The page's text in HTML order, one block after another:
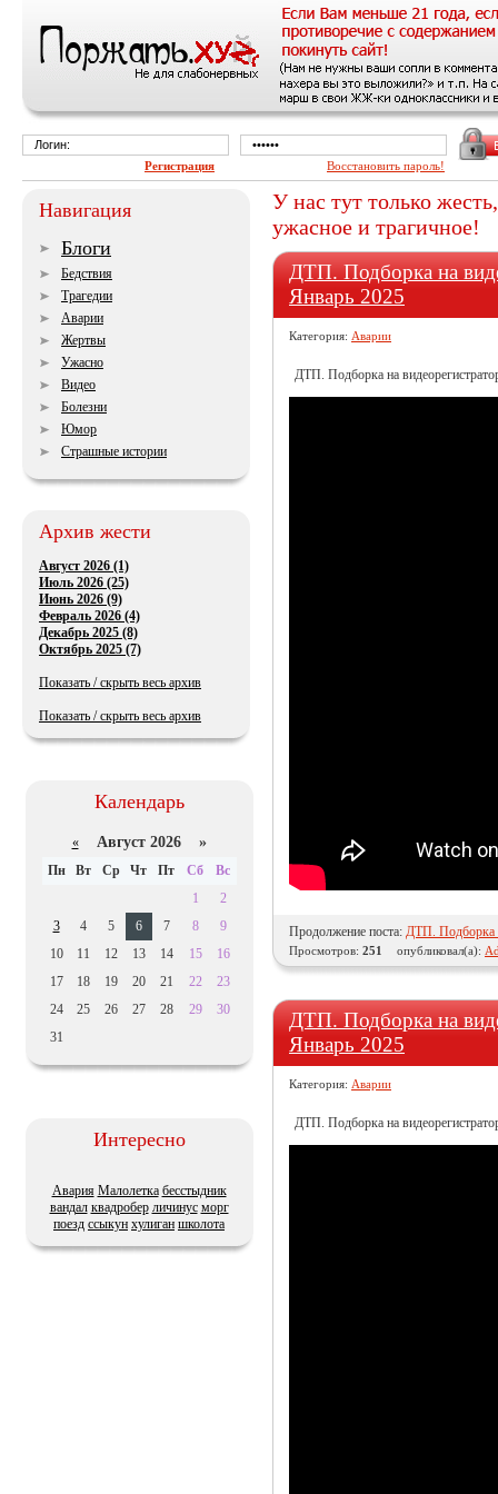
У нас тут только
ужасное и трагичное!
ДТП. Подборка на
Январь 2025
Категория: Аварии
ДТП. Подборка на
Продолжение поста: ДТП. Подборка
Просмотров: 251 опубликовал(а):
ДТП. Подборка на
Январь 2025
Категория: Аварии
ДТП. Подборка на
Навигация
Блоги
Бедствия
Трагедии
Аварии
Жертвы
Ужасно
Видео
Болезни
Юмор
Страшные истории
Архив жести
Август 2026 (1)
Июль 2026 (25)
Июнь 2026 (9)
Февраль 2026 (4)
Декабрь 2025 (8)
Октябрь 2025 (7)
Показать / скрыть весь архив
Показать / скрыть весь архив
Календарь
«Август 2026 »
Пн Вт Ср Чт Пт Сб
Вс
1
2
3
4 5 6 7 8
9
10
11 12 13 14 15
16
17
18 19 20 21 22
23
24
25 26 27 28 29
30
31
Интересно
Авария Малолетка бесстыдник
вандал квадробер личинус морг
поезд ссыкун хулиган школота
Регистрация Восстановить пароль!